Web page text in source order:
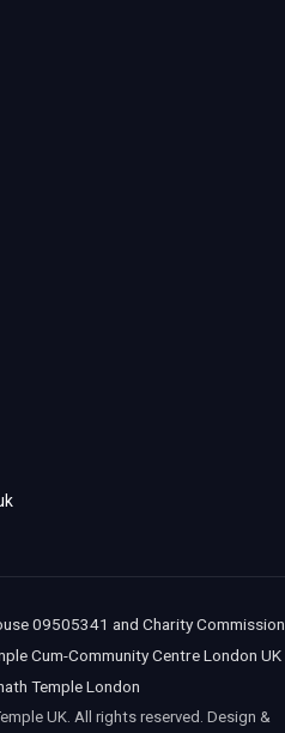
09505341 and Charity Commission
Cum-Community Centre London UK
Temple London
UK. All rights reserved. Design &